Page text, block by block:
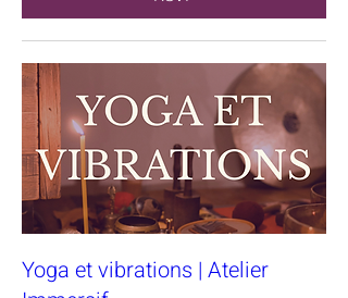
Yoga et vibrations | Atelier